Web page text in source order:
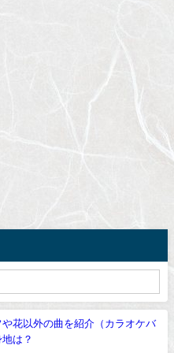
花以外の曲を紹介（カラオケバ
は？